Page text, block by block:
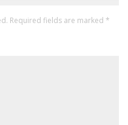
Required fields are marked *